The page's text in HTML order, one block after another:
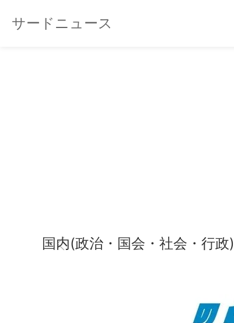
サードニュース
国内(政治・国会・社会・行政)